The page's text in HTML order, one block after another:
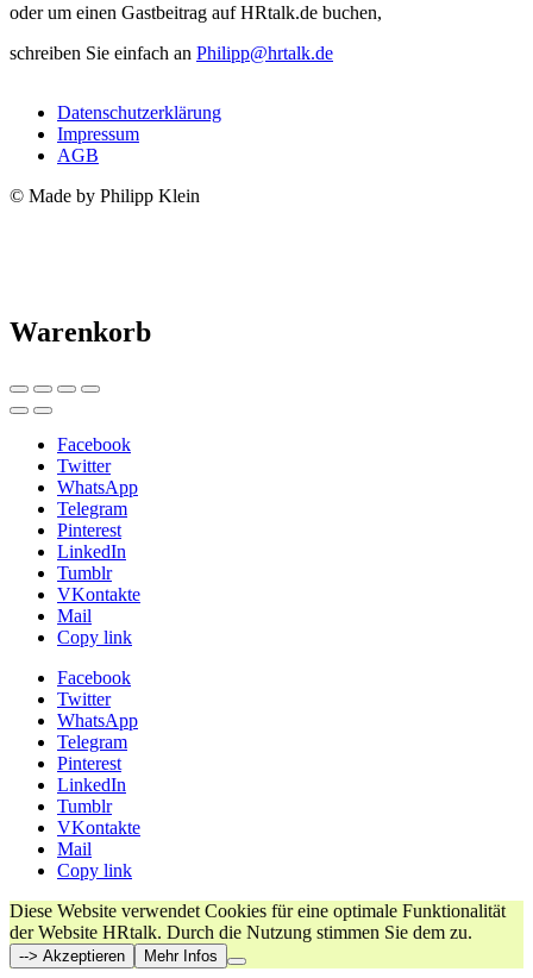
oder um einen Gastbeitrag auf HRtalk.de buchen,
schreiben Sie einfach an Philipp@hrtalk.de
Datenschutzerklärung
Impressum
AGB
© Made by Philipp Klein
Warenkorb
Facebook
Twitter
WhatsApp
Telegram
Pinterest
LinkedIn
Tumblr
VKontakte
Mail
Copy link
Facebook
Twitter
WhatsApp
Telegram
Pinterest
LinkedIn
Tumblr
VKontakte
Mail
Copy link
Diese Website verwendet Cookies für eine optimale Funktionalität
der Website HRtalk. Durch die Nutzung stimmen Sie dem zu.
--> Akzeptieren Mehr Infos